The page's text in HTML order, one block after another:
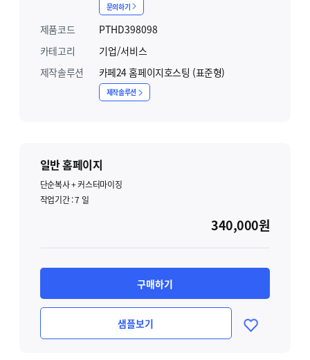
문의하기
제품코드
PTHD398098
카테고리
기업/서비스
제작솔루션
카페24 홈페이지호스팅 (표준형)
제작솔루션
일반 홈페이지
단순복사 + 커스터마이징
작업기간 :7 일
340,000원
구매하기
샘플보기